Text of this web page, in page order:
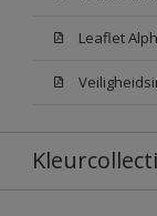
Leaflet